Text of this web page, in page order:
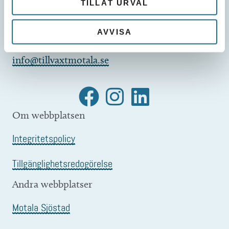
TILLÅT URVAL
AVVISA
E-post
info@tillvaxtmotala.se
Om webbplatsen
Integritetspolicy
Tillgänglighetsredogörelse
Andra webbplatser
Motala Sjöstad